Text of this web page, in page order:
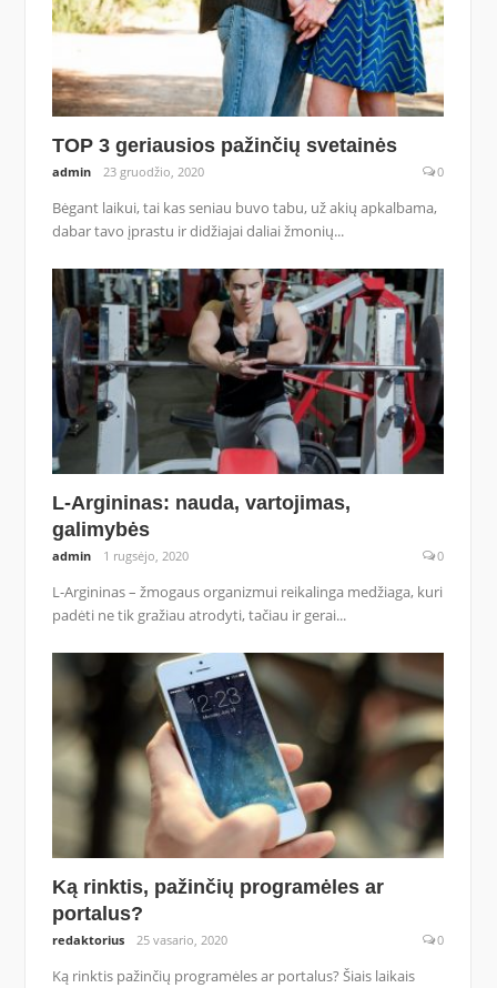
TOP 3 geriausios pažinčių svetainės
admin 23 gruodžio, 2020 0
Bėgant laikui, tai kas seniau buvo tabu, už akių apkalbama,
dabar tavo įprastu ir didžiajai daliai žmonių...
L-Argininas: nauda, vartojimas,
galimybės
admin 1 rugsėjo, 2020 0
L-Argininas – žmogaus organizmui reikalinga medžiaga, kuri
padėti ne tik gražiau atrodyti, tačiau ir gerai...
Ką rinktis, pažinčių programėles ar
portalus?
redaktorius 25 vasario, 2020 0
Ką rinktis pažinčių programėles ar portalus? Šiais laikais